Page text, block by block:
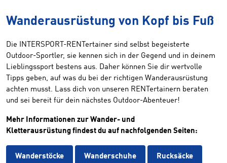
Wanderausrüstung von Kopf bis Fuß
Die INTERSPORT-RENTertainer sind selbst begeisterte
Outdoor-Sportler, sie kennen sich in der Gegend und in deinem
Lieblingssport bestens aus. Daher können Sie dir wertvolle
Tipps geben, auf was du bei der richtigen Wanderausrüstung
achten musst. Lass dich von unseren RENTertainern beraten
und sei bereit für dein nächstes Outdoor-Abenteuer!
Mehr Informationen zur Wander- und
Kletterausrüstung findest du auf nachfolgenden Seiten:
Wanderstöcke Wanderschuhe Rucksäcke